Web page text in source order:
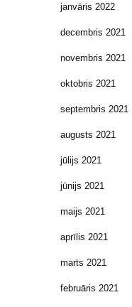
janvāris 2022
decembris 2021
novembris 2021
oktobris 2021
septembris 2021
augusts 2021
jūlijs 2021
jūnijs 2021
maijs 2021
aprīlis 2021
marts 2021
februāris 2021